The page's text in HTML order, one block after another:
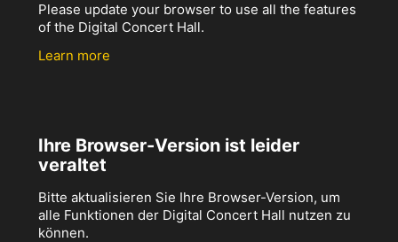
Please update your browser to use all the features
of the Digital Concert Hall.
Learn more
Ihre Browser-Version ist leider
veraltet
Bitte aktualisieren Sie Ihre Browser-Version, um
alle Funktionen der Digital Concert Hall nutzen zu
können.